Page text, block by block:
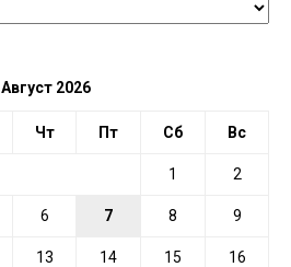
Август 2026
Чт Пт Сб Вс
1 2
6 7 8 9
13 14 15 16